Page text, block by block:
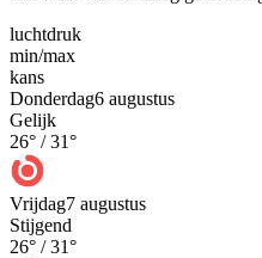
luchtdruk
min/max
kans
Donderdag6 augustus
Gelijk
26° /31°
Vrijdag7 augustus
Stijgend
26° /31°